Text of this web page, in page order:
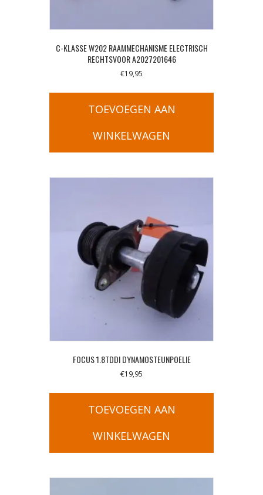
C-KLASSE W202 RAAMMECHANISME ELECTRISCH
RECHTSVOOR A2027201646
€19,95
TOEVOEGEN AAN
WINKELWAGEN
FOCUS 1.8TDDI DYNAMOSTEUNPOELIE
€19,95
TOEVOEGEN AAN
WINKELWAGEN